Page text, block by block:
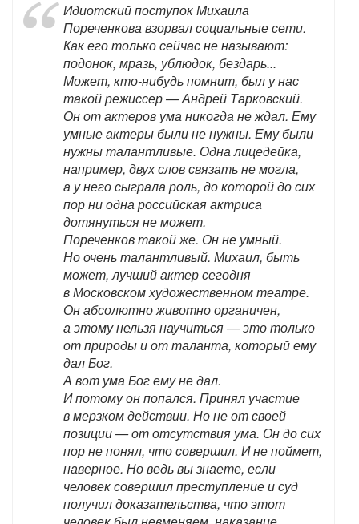
Идиотский поступок Михаила
Пореченкова взорвал социальные сети.
Как его только сейчас не называют:
подонок, мразь, ублюдок, бездарь...
Может, кто-нибудь помнит, был у нас
такой режиссер — Андрей Тарковский.
Он от актеров ума никогда не ждал. Ему
умные актеры были не нужны. Ему были
нужны талантливые. Одна лицедейка,
например, двух слов связать не могла,
а у него сыграла роль, до которой до сих
пор ни одна российская актриса
дотянуться не может.
Пореченков такой же. Он не умный.
Но очень талантливый. Михаил, быть
может, лучший актер сегодня
в Московском художественном театре.
Он абсолютно животно органичен,
а этому нельзя научиться — это только
от природы и от таланта, который ему
дал Бог.
А вот ума Бог ему не дал.
И потому он попался. Принял участие
в мерзком действии. Но не от своей
позиции — от отсутствия ума. Он до сих
пор не понял, что совершил. И не поймет,
наверное. Но ведь вы знаете, если
человек совершил преступление и суд
получил доказательства, что этот